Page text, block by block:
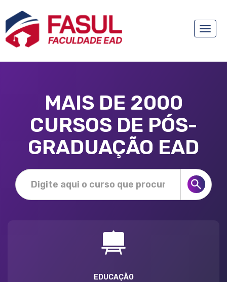
Toggle
MAIS DE 2000
CURSOS DE PÓS-
GRADUAÇÃO EAD
EDUCAÇÃO